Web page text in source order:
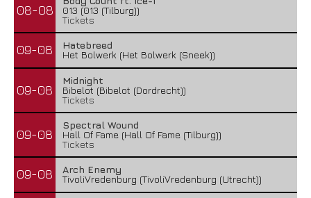
08-08
013 (013 (Tilburg))
Tickets
09-08
Hatebreed
Het Bolwerk (Het Bolwerk (Sneek))
09-08
Midnight
Bibelot (Bibelot (Dordrecht))
Tickets
09-08
Spectral Wound
Hall Of Fame (Hall Of Fame (Tilburg))
Tickets
09-08
Arch Enemy
TivoliVredenburg (TivoliVredenburg (Utrecht))